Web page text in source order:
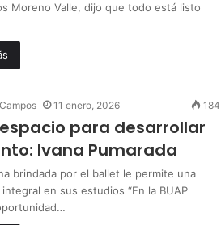
Moreno Valle, dijo que todo está listo
11 enero, 2026 184
espacio para desarrollar
Ivana Pumarada
brindada por el ballet le permite una
en sus estudios “En la BUAP